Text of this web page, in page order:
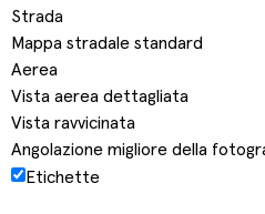
Strada
Mappa stradale standard
Aerea
Vista aerea dettagliata
Vista ravvicinata
Angolazione migliore della
Etichette